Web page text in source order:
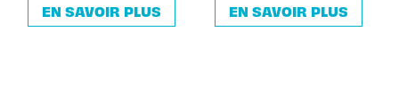
EN SAVOIR PLUS EN SAVOIR PLUS